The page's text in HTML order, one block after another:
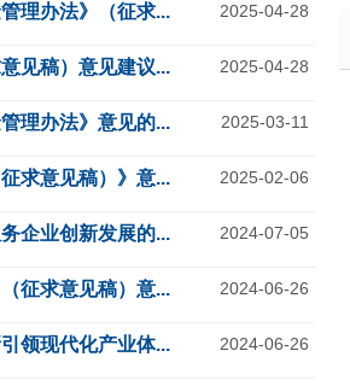
理办法》（征求... 2025-04-28
见稿）意见建议... 2025-04-28
理办法》意见的... 2025-03-11
求意见稿）》意... 2025-02-06
企业创新发展的... 2024-07-05
征求意见稿）意... 2024-06-26
领现代化产业体... 2024-06-26